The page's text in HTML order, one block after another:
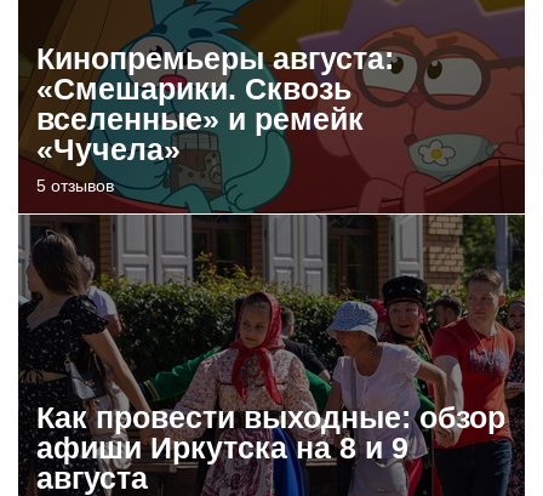
Кинопремьеры августа:
«Смешарики. Сквозь
вселенные» и ремейк
«Чучела»
5 отзывов
Как провести выходные: обзор
афиши Иркутска на 8 и 9
августа